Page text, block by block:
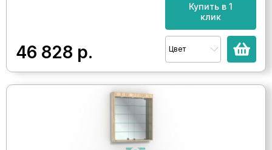
46 828 р.
Купить в 1
клик
Цвет